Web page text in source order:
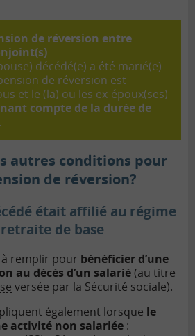
de réversion entre
décédé(e) a été marié(e)
de réversion est
et le (la) ou les ex-époux(ses)
compte de la durée de
.
autres conditions pour
de réversion?
était affilié au régime
de base
remplir pour bénéficier d’une
au décès d’un salarié(au titre
versée par la Sécurité sociale).
également lorsque le
activité non salariée :